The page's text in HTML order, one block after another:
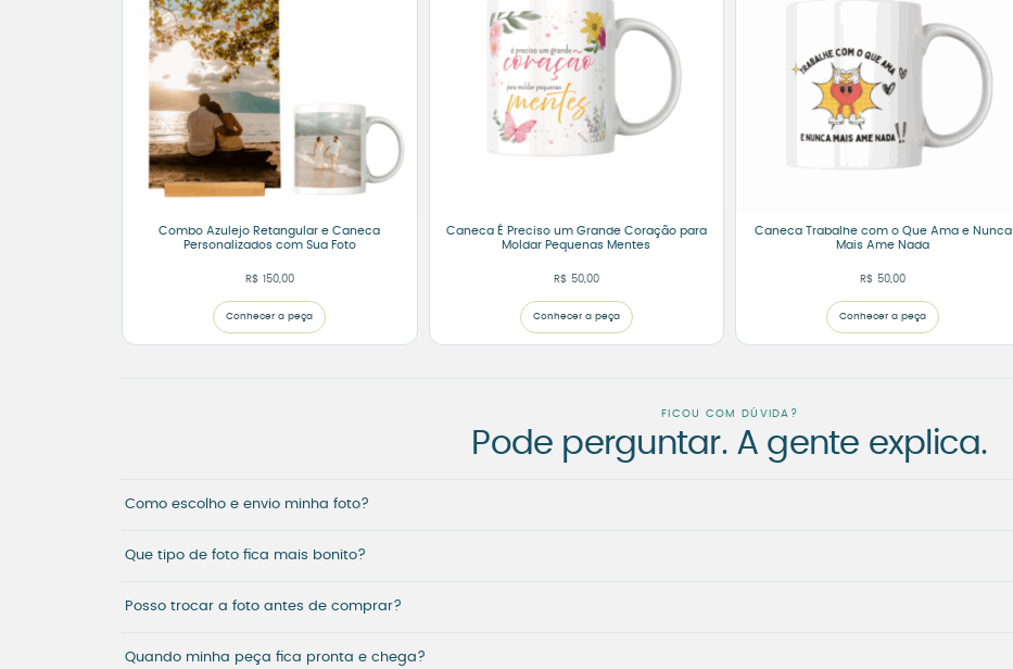
Combo Azulejo Retangular e Caneca
Personalizados com Sua Foto
R$ 150,00
Conhecer a peça
Caneca É Preciso um Grande Coração para
Moldar Pequenas Mentes
R$ 50,00
Conhecer a peça
Caneca Trabalhe com o Que Ama e Nunca
Mais Ame Nada
R$ 50,00
Conhecer a peça
FICOU COM DÚVIDA?
Pode perguntar. A gente explica.
Como escolho e envio minha foto?
Que tipo de foto fica mais bonito?
Posso trocar a foto antes de comprar?
Quando minha peça fica pronta e chega?